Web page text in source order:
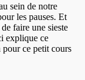
sein de notre
les pauses. Et
faire une sieste
explique ce
ce petit cours